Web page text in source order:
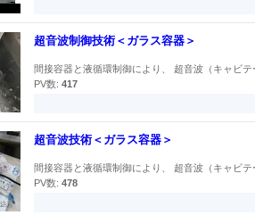
超音波制御技術＜ガラス容器＞
間接容器と液循環制御により、 超音波（キャビテ
PV数: 417
超音波技術＜ガラス容器＞
間接容器と液循環制御により、 超音波（キャビテ
PV数: 478